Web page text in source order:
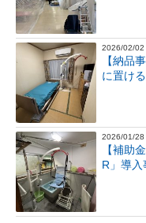
2026/02/02
【納品
に置け
2026/01/28
【補助
R」導入